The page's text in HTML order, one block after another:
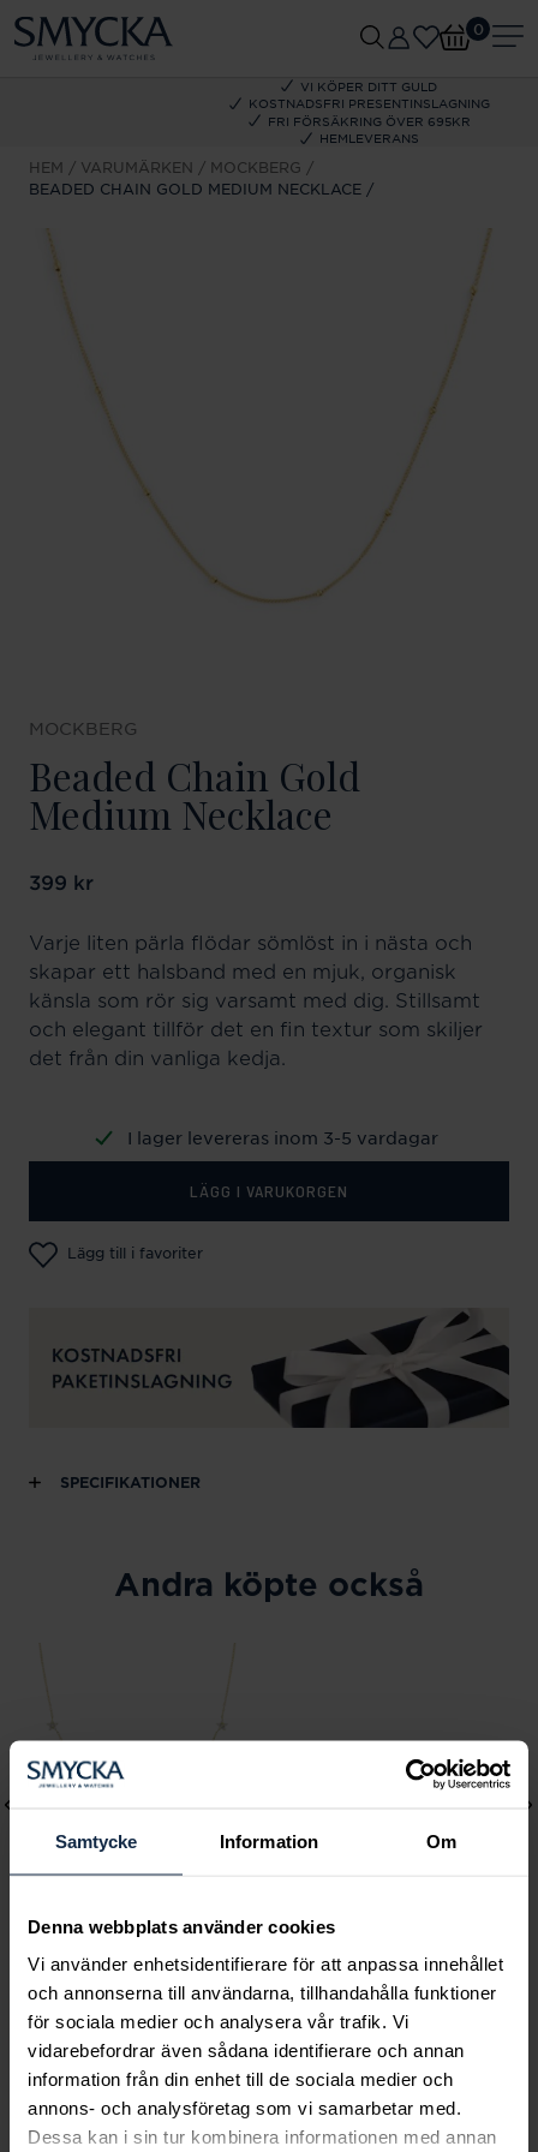
Samtycke Information Om
Denna webbplats använder cookies
Vi använder enhetsidentifierare för att anpassa innehållet
och annonserna till användarna, tillhandahålla funktioner
för sociala medier och analysera vår trafik. Vi
vidarebefordrar även sådana identifierare och annan
information från din enhet till de sociala medier och
annons- och analysföretag som vi samarbetar med.
Dessa kan i sin tur kombinera informationen med annan
VI KÖPER DITT GULD
KOSTNADSFRI PRESENTINSLAGNING
FRI FÖRSÄKRING ÖVER 695KR
HEMLEVERANS
0
HEM VARUMÄRKEN
MOCKBERG
BEADED CHAIN GOLD MEDIUM NECKLACE
MOCKBERG
Beaded Chain Gold
Medium Necklace
Pris :399 kr
399 kr
Varje liten pärla flödar sömlöst in i nästa och
skapar ett halsband med en mjuk, organisk
känsla som rör sig varsamt med dig. Stillsamt
och elegant tillför det en fin textur som skiljer
det från din vanliga kedja.
I lager levereras inom 3-5 vardagar
LÄGG I VARUKORGEN
Lägg till i favoriter
SPECIFIKATIONER
Andra köpte också
Mockberg
Ellie Gold Necklace
Pris:799 kr
799 kr
Mockberg
Wavy bolded cuff gold
bracelet
Pris:899 kr
899 kr